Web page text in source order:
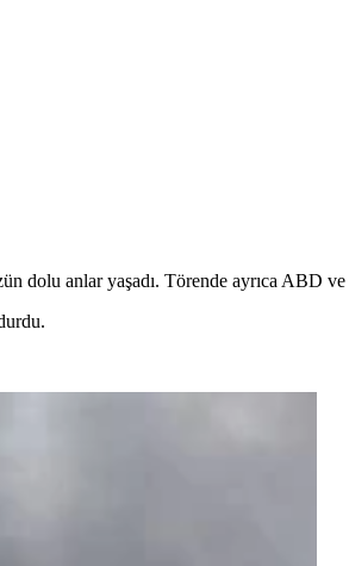
dolu anlar yaşadı. Törende ayrıca ABD ve